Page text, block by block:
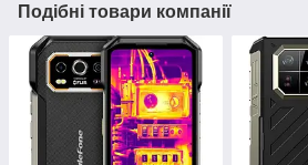
Подібні товари компанії